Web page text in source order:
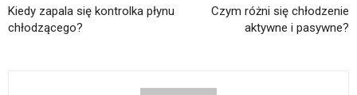
Kiedy zapala się kontrolka płynu
chłodzącego?
Czym różni się chłodzenie
aktywne i pasywne?